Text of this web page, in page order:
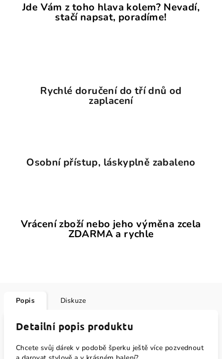
Jde Vám z toho hlava kolem? Nevadí,
stačí napsat, poradíme!
Rychlé doručení do tří dnů od
zaplacení
Osobní přístup, láskyplně zabaleno
Vrácení zboží nebo jeho výměna zcela
ZDARMA a rychle
Popis Diskuze
Detailní popis produktu
Chcete svůj dárek v podobě šperku ještě více pozvednout